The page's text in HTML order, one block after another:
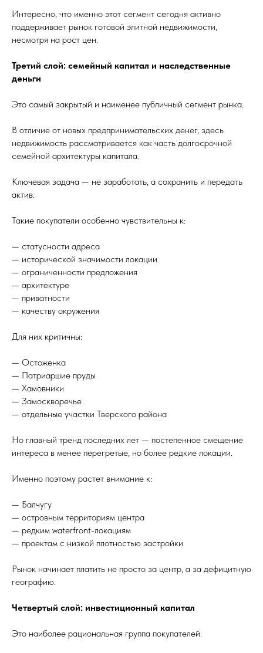
Интересно, что именно этот сегмент сегодня активно
поддерживает рынок готовой элитной недвижимости,
несмотря на рост цен.
Третий слой: семейный капитал и наследственные
деньги
Это самый закрытый и наименее публичный сегмент рынка.
В отличие от новых предпринимательских денег, здесь
недвижимость рассматривается как часть долгосрочной
семейной архитектуры капитала.
Ключевая задача — не заработать, а сохранить и передать
актив.
Такие покупатели особенно чувствительны к:
— статусности адреса
— исторической значимости локации
— ограниченности предложения
— архитектуре
— приватности
— качеству окружения
Для них критичны:
— Остоженка
— Патриаршие пруды
— Хамовники
— Замоскворечье
— отдельные участки Тверского района
Но главный тренд последних лет — постепенное смещение
интереса в менее перегретые, но более редкие локации.
Именно поэтому растет внимание к:
— Балчугу
— островным территориям центра
— редким waterfront-локациям
— проектам с низкой плотностью застройки
Рынок начинает платить не просто за центр, а за дефицитную
географию.
Четвертый слой: инвестиционный капитал
Это наиболее рациональная группа покупателей.